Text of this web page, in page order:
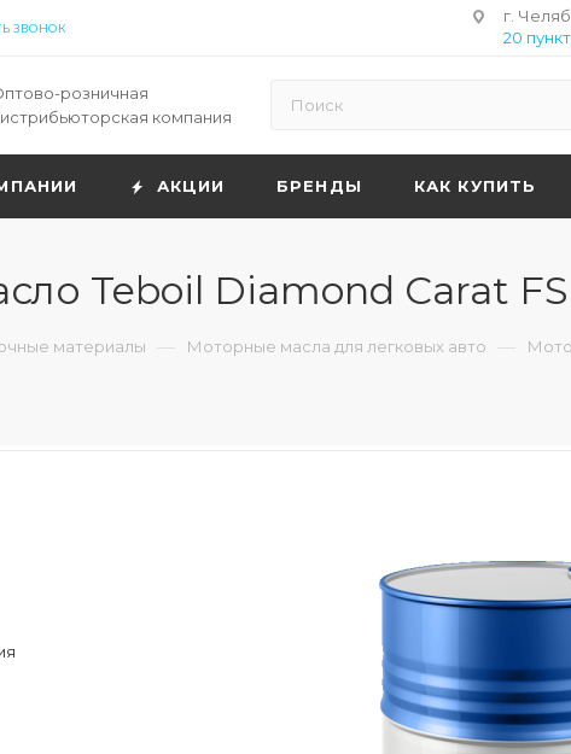
ЗВОНОК
г.
20
розничная
компания
АКЦИИ БРЕНДЫ КАК КУПИТЬ
Teboil Diamond Carat FS
материалы — Моторные масла для легковых авто —